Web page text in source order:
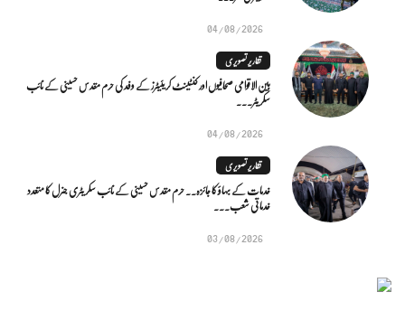
04/08/2026
تقاریر تصویری
بین الاقوامی صحافیوں اور کنٹینٹ کریئیٹرز کے وفد کی حرم مقدس حسینی کے نائب
سکریٹر...
04/08/2026
تقاریر تصویری
خدمات کے بہاؤ کا جائزہ.. حرم مقدس حسینی کے نائب سکریٹری جنرل کا متعدد
خدماتی شعب...
03/08/2026